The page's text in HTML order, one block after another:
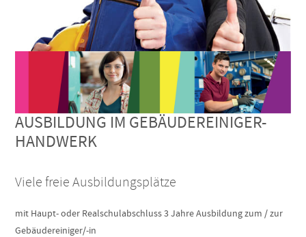
AUSBILDUNG IM GEBÄUDEREINIGER-
HANDWERK
Viele freie Ausbildungsplätze
mit Haupt- oder Realschulabschluss 3 Jahre Ausbildung zum / zur
Gebäudereiniger/-in